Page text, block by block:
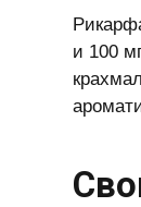
и 100